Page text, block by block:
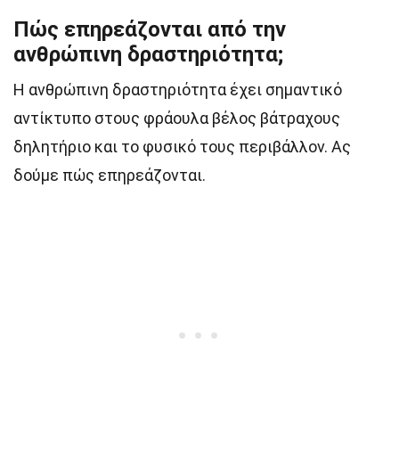
Πώς επηρεάζονται από την
ανθρώπινη δραστηριότητα;
Η ανθρώπινη δραστηριότητα έχει σημαντικό
αντίκτυπο στους φράουλα βέλος βάτραχους
δηλητήριο και το φυσικό τους περιβάλλον. Ας
δούμε πώς επηρεάζονται.